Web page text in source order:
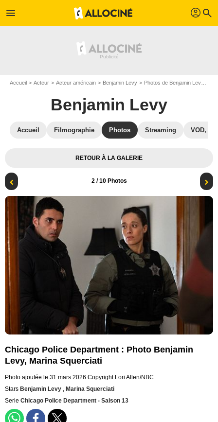
menu profil search
Accueil Acteur Acteur américain Benjamin Levy Photos de Benjamin Levy
Benjamin Levy
Accueil Filmographie Photos Streaming VOD,
RETOUR À LA GALERIE
2/ 10 Photos
Chicago Police Department : Photo Benjamin
Levy, Marina Squerciati
Photo ajoutée le 31 mars 2026 Copyright Lori Allen/NBC
Stars Benjamin Levy , Marina Squerciati
Serie Chicago Police Department - Saison 13